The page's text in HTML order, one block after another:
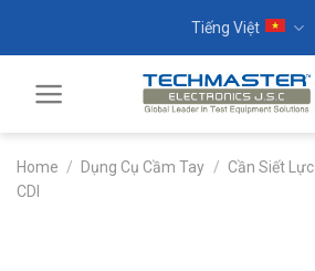
Tiếng Việt
Home / Dụng Cụ Cầm Tay / Cần Siết Lực
CDI